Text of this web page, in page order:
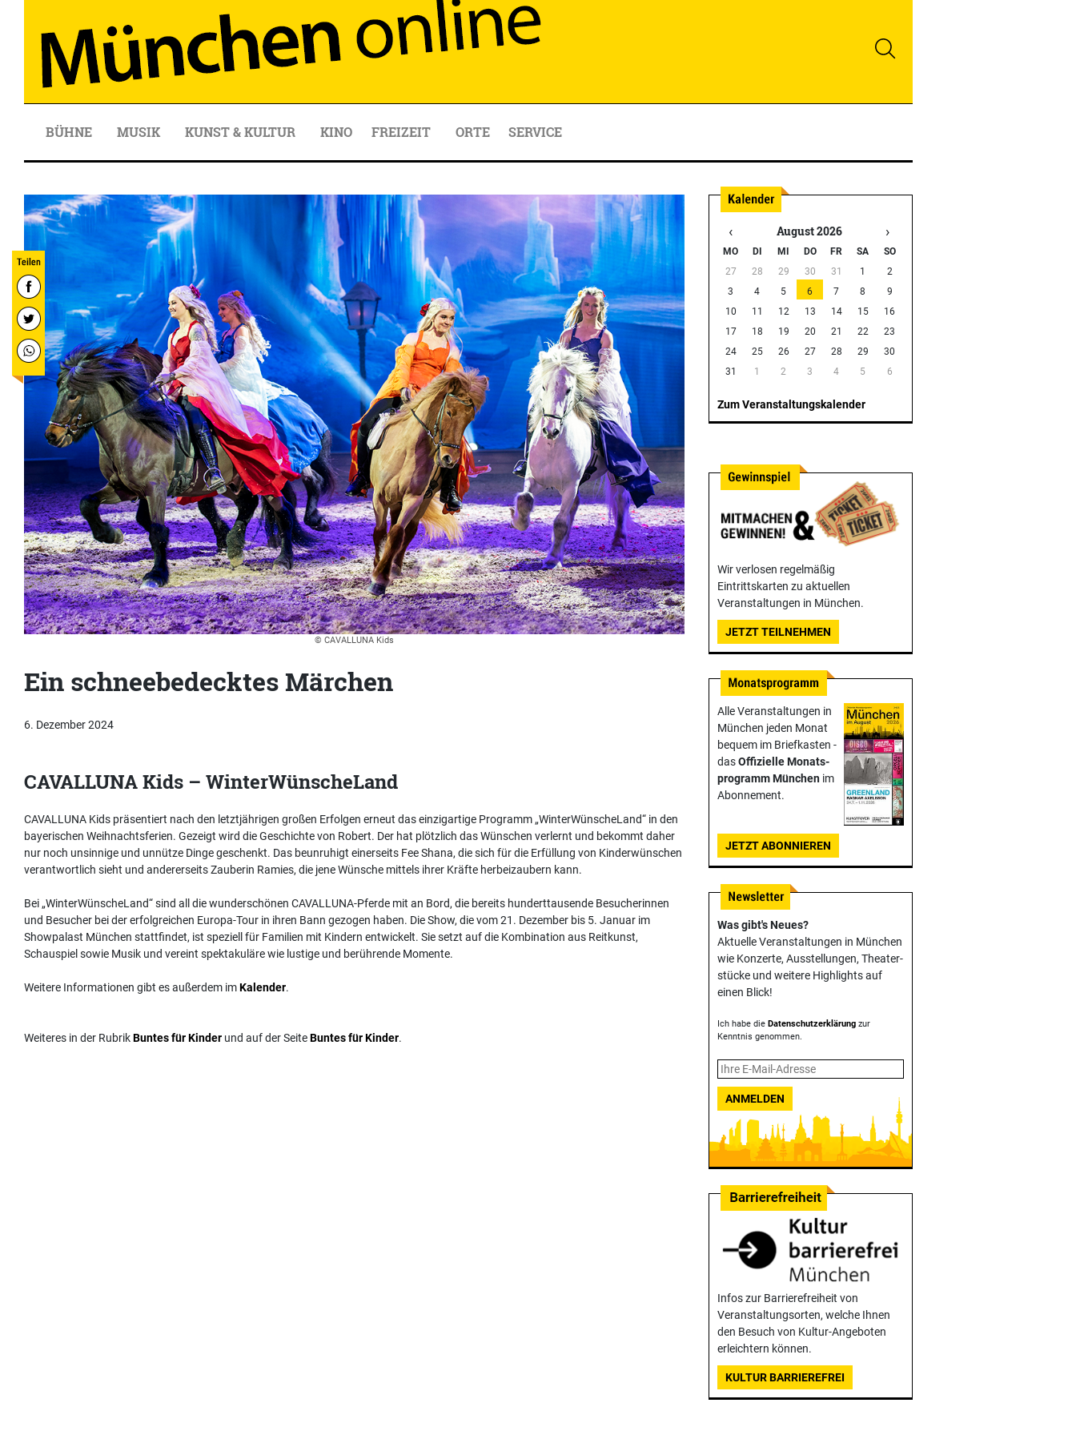
BÜHNE MUSIK KUNST & KULTUR KINO FREIZEIT ORTE SERVICE
© CAVALLUNA Kids
Ein schneebedecktes Märchen
6. Dezember 2024
CAVALLUNA Kids – WinterWünscheLand
CAVALLUNA Kids präsentiert nach den letztjährigen großen Erfolgen erneut das einzigartige Programm „WinterWünscheLand“ in den
bayerischen Weihnachtsferien. Gezeigt wird die Geschichte von Robert. Der hat plötzlich das Wünschen verlernt und bekommt daher
nur noch unsinnige und unnütze Dinge geschenkt. Das beunruhigt einerseits Fee Shana, die sich für die Erfüllung von Kinderwünschen
verantwortlich sieht und andererseits Zauberin Ramies, die jene Wünsche mittels ihrer Kräfte herbeizaubern kann.
Bei „WinterWünscheLand“ sind all die wunderschönen CAVALLUNA-Pferde mit an Bord, die bereits hunderttausende Besucherinnen
und Besucher bei der erfolgreichen Europa-Tour in ihren Bann gezogen haben. Die Show, die vom 21. Dezember bis 5. Januar im
Showpalast München stattfindet, ist speziell für Familien mit Kindern entwickelt. Sie setzt auf die Kombination aus Reitkunst,
Schauspiel sowie Musik und vereint spektakuläre wie lustige und berührende Momente.
Weitere Informationen gibt es außerdem imKalender.
Weiteres in der RubrikBuntes für Kinder und auf der SeiteBuntes für Kinder.
‹ August 2026 ›
MO DI MI DO FR SA
SO
27
28 29 30 31 1
2
3
4 5 6 7 8
9
10
11 12 13 14 15
16
17
18 19 20 21 22
23
24
25 26 27 28 29
30
31
1 2 3 4 5 6
Zum Veranstaltungskalender
Wir verlosen regelmäßig
Eintrittskarten zu aktuellen
Veranstaltungen in München.
JETZT TEILNEHMEN
Alle Veranstaltungen in
München jeden Monat
bequem im Briefkasten -
dasOffizielle Monats­
programm München im
Abonnement.
JETZT ABONNIEREN
Was gibt's Neues?
Aktuelle Veranstaltungen in München
wie Konzerte, Ausstellungen, Theater­
stücke und weitere Highlights auf
einen Blick!
Ich habe die Datenschutzerklärung zur
Kenntnis genommen.
ANMELDEN
Infos zur Barrierefreiheit von
Veranstaltungsorten, welche Ihnen
den Besuch von Kultur-Angeboten
erleichtern können.
KULTUR BARRIEREFREI